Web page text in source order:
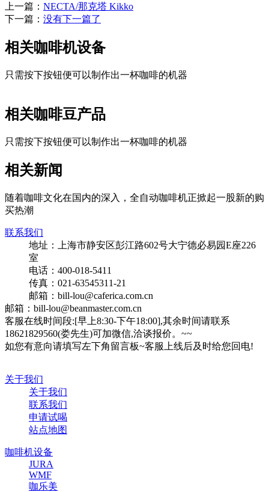
上一篇： NECTA/那克塔 Kikko
下一篇： 没有下一篇了
相关咖啡机设备
只需按下按钮便可以制作出一杯咖啡的机器
相关咖啡豆产品
只需按下按钮便可以制作出一杯咖啡的机器
相关新闻
随着咖啡文化在国内的深入，全自动咖啡机正掀起一股新的购
买热潮
联系我们
地址：上海市静安区彭江路602号大宁德必易园E座226
室
电话：400-018-5411
传真：021-63545311-21
邮箱：bill-lou@caferica.com.cn
邮箱：bill-lou@beanmaster.com.cn
客服在线时间段:[早上8:30-下午18:00],其余时间请联系
18621829560(娄先生)可加微信,洽谈报价。~~
如您有意向请填写左下角留言板~客服上线后及时给您回电!
关于我们
关于我们
联系我们
申请试喝
站点地图
咖啡机设备
JURA
WMF
咖乐美